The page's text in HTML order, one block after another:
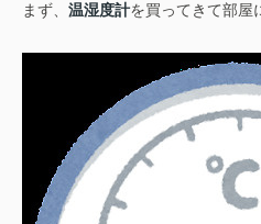
まず、 温湿度計を買ってきて部屋